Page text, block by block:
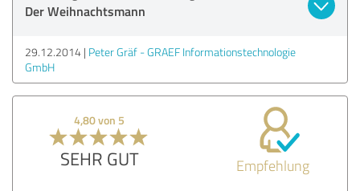
Der Weihnachtsmann
29.12.2014 Peter Gräf - GRAEF Informationstechnologie
GmbH
4,80 von 5
SEHR GUT Empfehlung